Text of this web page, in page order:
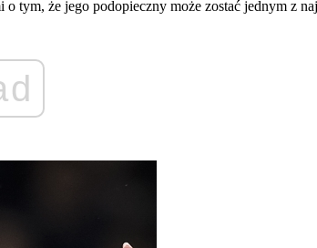
że jego podopieczny może zostać jednym z